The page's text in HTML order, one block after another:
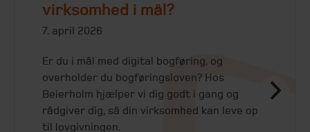
virksomhed i mål?
7. april 2026
Er du i mål med digital bogføring, og
overholder du bogføringsloven? Hos
Beierholm hjælper vi dig godt i gang og
rådgiver dig, så din virksomhed kan leve op
til lovgivningen.